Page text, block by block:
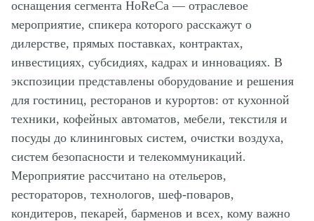
оснащения сегмента HoReCa — отраслевое
мероприятие, спикера которого расскажут о
дилерстве, прямых поставках, контрактах,
инвестициях, субсидиях, кадрах и инновациях. В
экспозиции представлены оборудование и решения
для гостиниц, ресторанов и курортов: от кухонной
техники, кофейных автоматов, мебели, текстиля и
посуды до клининговых систем, очистки воздуха,
систем безопасности и телекоммуникаций.
Мероприятие рассчитано на отельеров,
рестораторов, технологов, шеф-поваров,
кондитеров, пекарей, барменов и всех, кому важно